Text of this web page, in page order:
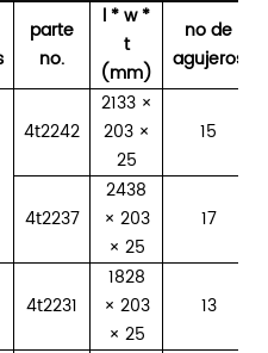
parte
no.
l * w *
t
(mm)
no de
agujeros
4t2242
2133 ×
203 ×
25
15
4t2237
2438
× 203
× 25
17
4t2231
1828
× 203
× 25
13